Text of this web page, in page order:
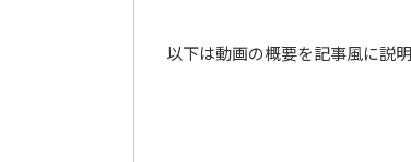
以下は動画の概要を記事風に説